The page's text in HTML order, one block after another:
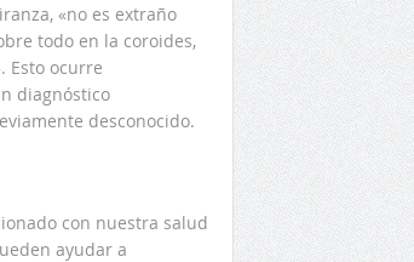
«no es extraño
todo en la coroides,
Esto ocurre
diagnóstico
desconocido.
con nuestra salud
ayudar a